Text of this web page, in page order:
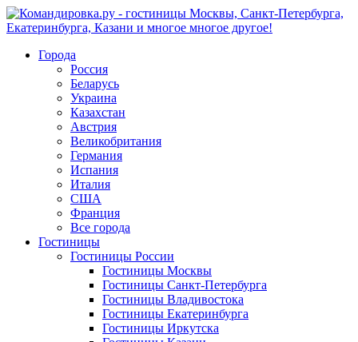
Города
Россия
Беларусь
Украина
Казахстан
Австрия
Великобритания
Германия
Испания
Италия
США
Франция
Все города
Гостиницы
Гостиницы России
Гостиницы Mосквы
Гостиницы Санкт-Петербурга
Гостиницы Владивостока
Гостиницы Екатеринбурга
Гостиницы Иркутска